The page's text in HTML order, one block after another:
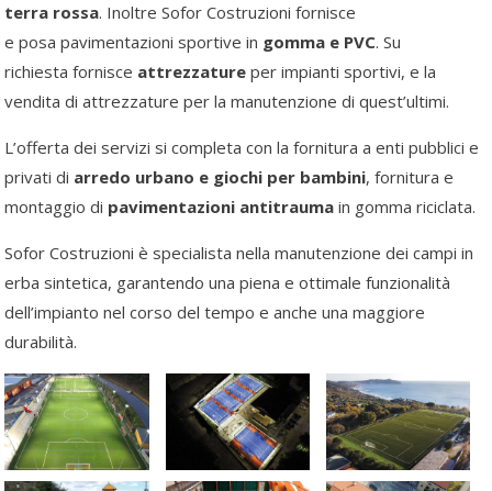
terra rossa. Inoltre Sofor Costruzioni fornisce
e posa pavimentazioni sportive in gomma e PVC. Su
richiesta fornisce attrezzature per impianti sportivi, e la
vendita di attrezzature per la manutenzione di quest’ultimi.
L’offerta dei servizi si completa con la fornitura a enti pubblici e
privati di arredo urbano e giochi per bambini, fornitura e
montaggio di pavimentazioni antitrauma in gomma riciclata.
Sofor Costruzioni è specialista nella manutenzione dei campi in
erba sintetica, garantendo una piena e ottimale funzionalità
dell’impianto nel corso del tempo e anche una maggiore
durabilità.